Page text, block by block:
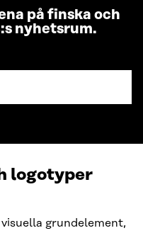
på finska och
nyhetsrum.
logotyper
grundelement,